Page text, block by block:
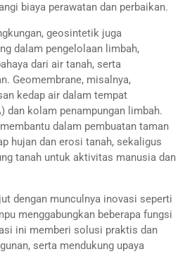
biaya perawatan dan perbaikan.
geosintetik juga
dalam pengelolaan limbah,
dari air tanah, serta
Geomembrane, misalnya,
kedap air dalam tempat
dan kolam penampungan limbah.
dalam pembuatan taman
hujan dan erosi tanah, sekaligus
tanah untuk aktivitas manusia dan
dengan munculnya inovasi seperti
menggabungkan beberapa fungsi
ini memberi solusi praktis dan
serta mendukung upaya